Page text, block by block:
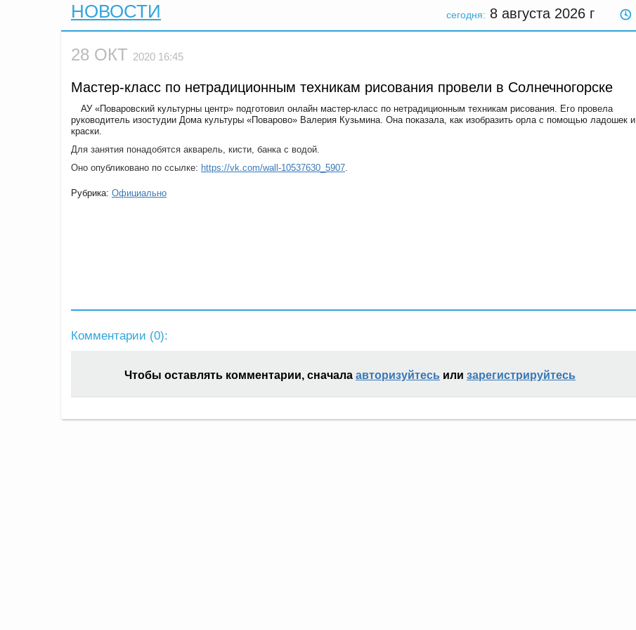
сегодня: 8 августа 2026 г
НОВОСТИ
28 ОКТ 2020 16:45
Мастер-класс по нетрадиционным техникам рисования провели в Солнечногорске
АУ «Поваровский культурны центр» подготовил онлайн мастер-класс по нетрадиционным техникам рисования. Его провела
руководитель изостудии Дома культуры «Поварово» Валерия Кузьмина. Она показала, как изобразить орла с помощью ладошек и
краски.
Для занятия понадобятся акварель, кисти, банка с водой.
Оно опубликовано по ссылке: https://vk.com/wall-10537630_5907.
Рубрика: Официально
Комментарии (0):
Чтобы оставлять комментарии, сначала авторизуйтесь или зарегистрируйтесь